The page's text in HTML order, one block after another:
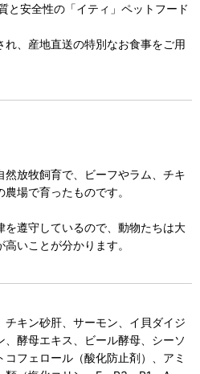
と安全性の「イティ」ペットフード
、産地直送の特別なお食事をご用
放牧飼育で、ビーフやラム、チキ
場で育ったものです。
遵守しているので、動物たちは大
いことが分かります。
チキン砂肝、サーモン、イ貝ダイジ
、酵母エキス、ビール酵母、シーソ
フェロール（酸化防止剤）、アミ